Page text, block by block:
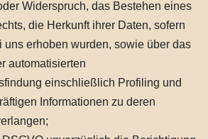
Widerspruch, das Bestehen eines
die Herkunft ihrer Daten, sofern
uns erhoben wurden, sowie über das
automatisierten
einschließlich Profiling und
Informationen zu deren